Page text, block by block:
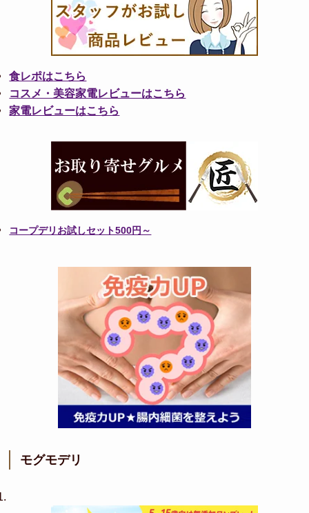
食レポはこちら
コスメ・美容家電レビューはこちら
家電レビューはこちら
コープデリお試しセット500円～
モグモデリ